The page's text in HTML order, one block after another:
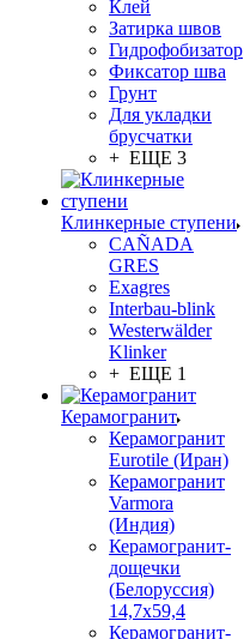
Клей
Затирка швов
Гидрофобизатор
Фиксатор шва
Грунт
Для укладки
брусчатки
+ ЕЩЕ 3
Клинкерные ступени
CAÑADA
GRES
Exagres
Interbau-blink
Westerwälder
Klinker
+ ЕЩЕ 1
Керамогранит
Керамогранит
Eurotile (Иран)
Керамогранит
Varmora
(Индия)
Керамогранит-
дощечки
(Белоруссия)
14,7x59,4
Керамогранит-